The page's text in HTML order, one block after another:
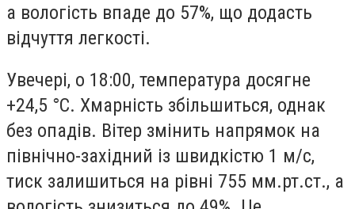
а вологість впаде до 57%, що додасть
відчуття легкості.
Увечері, о 18:00, температура досягне
+24,5 °C. Хмарність збільшиться, однак
без опадів. Вітер змінить напрямок на
північно-західний із швидкістю 1 м/с,
тиск залишиться на рівні 755 мм.рт.ст., а